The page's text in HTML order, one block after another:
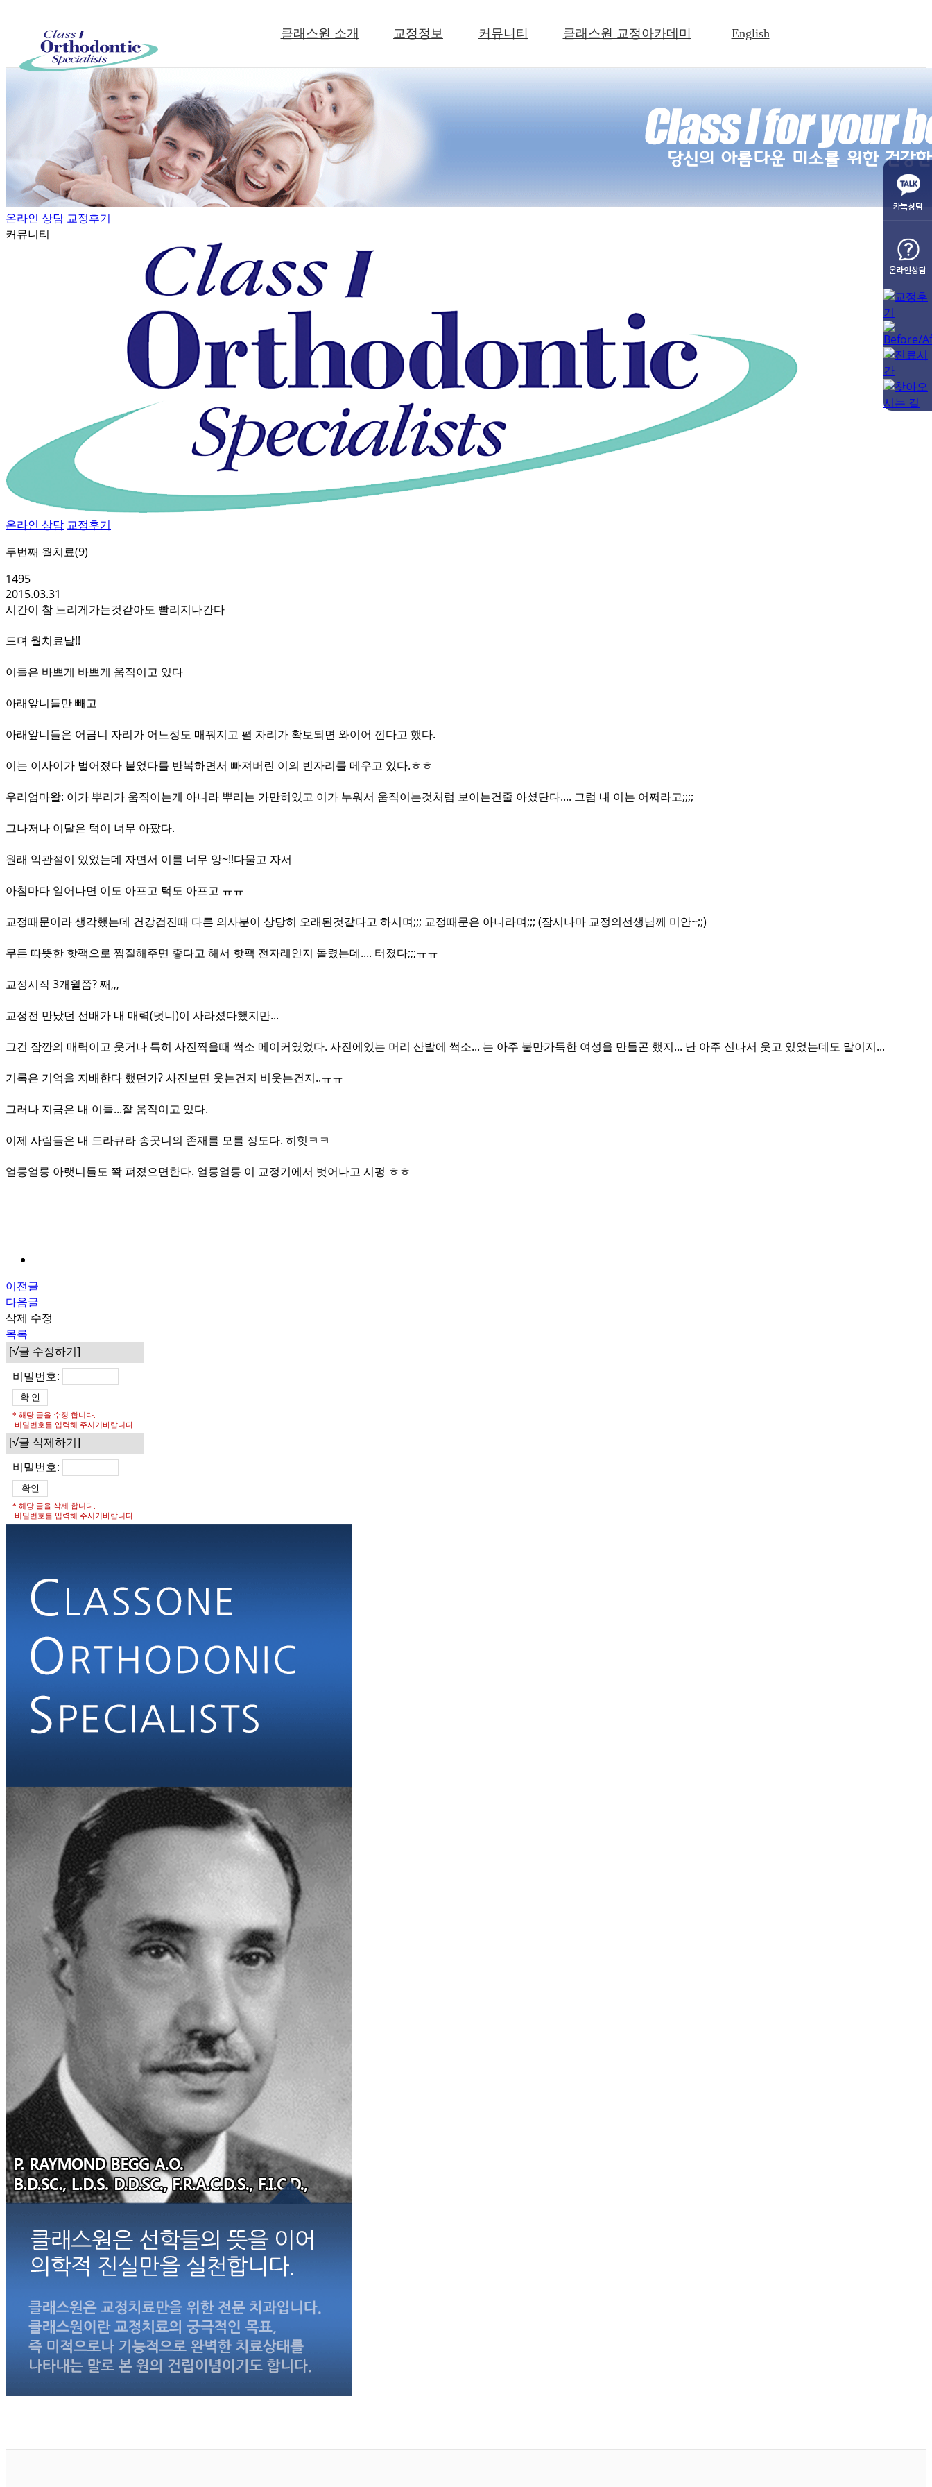
클래스원 소개 교정정보 커뮤니티 클래스원 교정아카데미 English
온라인 상담 교정후기
커뮤니티
온라인 상담 교정후기
두번째 월치료(9)
1495
2015.03.31
시간이 참 느리게가는것같아도 빨리지나간다
드뎌 월치료날!!
이들은 바쁘게 바쁘게 움직이고 있다
아래앞니들만 빼고
아래앞니들은 어금니 자리가 어느정도 매꿔지고 펼 자리가 확보되면 와이어 낀다고 했다.
이는 이사이가 벌어졌다 붙었다를 반복하면서 빠져버린 이의 빈자리를 메우고 있다.ㅎㅎ
우리엄마왈: 이가 뿌리가 움직이는게 아니라 뿌리는 가만히있고 이가 누워서 움직이는것처럼 보이는건줄 아셨단다.... 그럼 내 이는 어쩌라고;;;;
그나저나 이달은 턱이 너무 아팠다.
원래 악관절이 있었는데 자면서 이를 너무 앙~!!다물고 자서
아침마다 일어나면 이도 아프고 턱도 아프고 ㅠㅠ
교정때문이라 생각했는데 건강검진때 다른 의사분이 상당히 오래된것같다고 하시며;;; 교정때문은 아니라며;;; (잠시나마 교정의선생님께 미안~;;)
무튼 따뜻한 핫팩으로 찜질해주면 좋다고 해서 핫팩 전자레인지 돌렸는데.... 터졌다;;;ㅠㅠ
교정시작 3개월쯤? 째,,,
교정전 만났던 선배가 내 매력(덧니)이 사라졌다했지만...
그건 잠깐의 매력이고 웃거나 특히 사진찍을때 썩소 메이커였었다. 사진에있는 머리 산발에 썩소... 는 아주 불만가득한 여성을 만들곤 했지... 난 아주 신나서 웃고 있었는데도 말이지...
기록은 기억을 지배한다 했던가? 사진보면 웃는건지 비웃는건지..ㅠㅠ
그러나 지금은 내 이들...잘 움직이고 있다.
이제 사람들은 내 드라큐라 송곳니의 존재를 모를 정도다. 히힛ㅋㅋ
얼릉얼릉 아랫니들도 쫙 펴졌으면한다. 얼릉얼릉 이 교정기에서 벗어나고 시펑 ㅎㅎ
이전글
다음글
삭제 수정
목록
[√글 수정하기]
비밀번호:
* 해당 글을 수정 합니다.
비밀번호를 입력해 주시기바랍니다
[√글 삭제하기]
비밀번호:
* 해당 글을 삭제 합니다.
비밀번호를 입력해 주시기바랍니다